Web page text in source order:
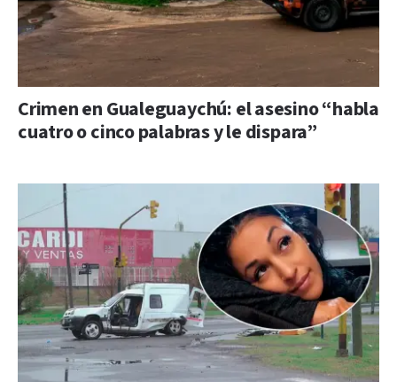
Crimen en Gualeguaychú: el asesino “habla
cuatro o cinco palabras y le dispara”